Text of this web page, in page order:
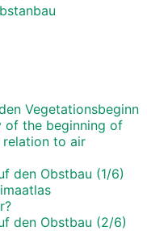
Vegetationsbeginn
of the beginning of
relation to air
den Obstbau (1/6)
den Obstbau (2/6)